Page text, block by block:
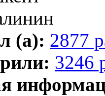
(а): 2877
3246